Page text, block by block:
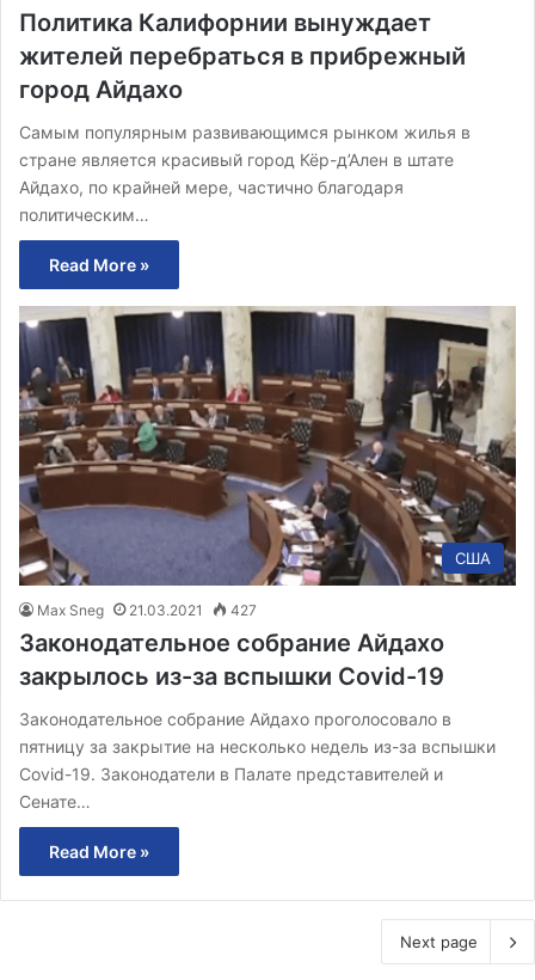
Политика Калифорнии вынуждает
жителей перебраться в прибрежный
город Айдахо
Самым популярным развивающимся рынком жилья в
стране является красивый город Кёр-д’Ален в штате
Айдахо, по крайней мере, частично благодаря
политическим…
Read More »
США
Max Sneg 21.03.2021 427
Законодательное собрание Айдахо
закрылось из-за вспышки Covid-19
Законодательное собрание Айдахо проголосовало в
пятницу за закрытие на несколько недель из-за вспышки
Covid-19. Законодатели в Палате представителей и
Сенате…
Read More »
Next page